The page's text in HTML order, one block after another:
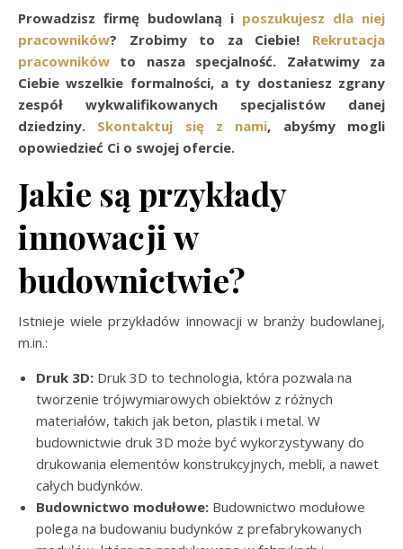
Prowadzisz firmę budowlaną i poszukujesz dla niej
pracowników? Zrobimy to za Ciebie! Rekrutacja
pracowników to nasza specjalność. Załatwimy za
Ciebie wszelkie formalności, a ty dostaniesz zgrany
zespół wykwalifikowanych specjalistów danej
dziedziny. Skontaktuj się z nami, abyśmy mogli
opowiedzieć Ci o swojej ofercie.
Jakie są przykłady
innowacji w
budownictwie?
Istnieje wiele przykładów innowacji w branży budowlanej,
m.in.:
Druk 3D: Druk 3D to technologia, która pozwala na
tworzenie trójwymiarowych obiektów z różnych
materiałów, takich jak beton, plastik i metal. W
budownictwie druk 3D może być wykorzystywany do
drukowania elementów konstrukcyjnych, mebli, a nawet
całych budynków.
Budownictwo modułowe: Budownictwo modułowe
polega na budowaniu budynków z prefabrykowanych